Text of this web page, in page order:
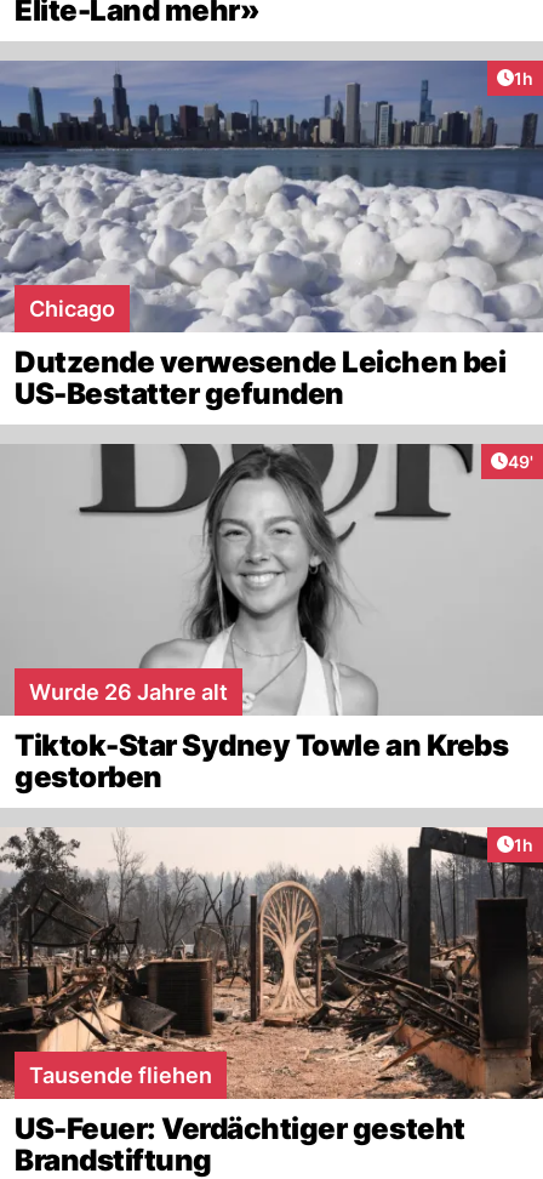
Elite-Land mehr»
1h
Chicago
Dutzende verwesende Leichen bei
US-Bestatter gefunden
49'
Wurde 26 Jahre alt
Tiktok-Star Sydney Towle an Krebs
gestorben
1h
Tausende fliehen
US-Feuer: Verdächtiger gesteht
Brandstiftung